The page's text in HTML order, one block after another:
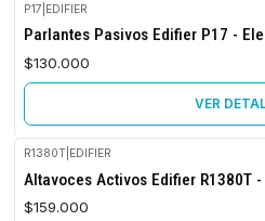
Agotado
P17 EDIFIER
Parlantes Pasivos Edifier P17 -
$130.000
VER
Agotado
R1380T| EDIFIER
Altavoces Activos Edifier R1380T
$159.000